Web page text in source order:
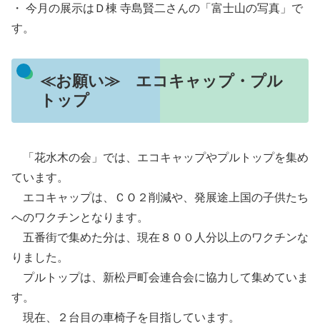
・ 今月の展示はＤ棟 寺島賢二さんの「富士山の写真」で
す。
≪お願い≫ エコキャップ・プル
トップ
「花水木の会」では、エコキャップやプルトップを集め
ています。
エコキャップは、ＣＯ２削減や、発展途上国の子供たち
へのワクチンとなります。
五番街で集めた分は、現在８００人分以上のワクチンな
りました。
プルトップは、新松戸町会連合会に協力して集めていま
す。
現在、２台目の車椅子を目指しています。